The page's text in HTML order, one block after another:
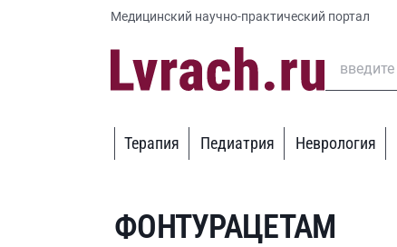
Медицинский научно-практический портал
Терапия Педиатрия Неврология
ФОНТУРАЦЕТАМ